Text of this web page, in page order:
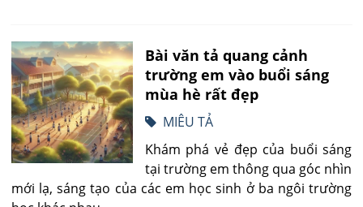
Bài văn tả quang cảnh
trường em vào buổi sáng
mùa hè rất đẹp
MIÊU TẢ
Khám phá vẻ đẹp của buổi sáng
tại trường em thông qua góc nhìn
mới lạ, sáng tạo của các em học sinh ở ba ngôi trường